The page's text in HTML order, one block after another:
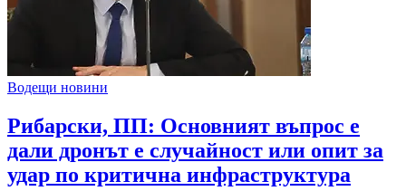
Водещи новини
Рибарски, ПП: Основният въпрос е
дали дронът е случайност или опит за
удар по критична инфраструктура